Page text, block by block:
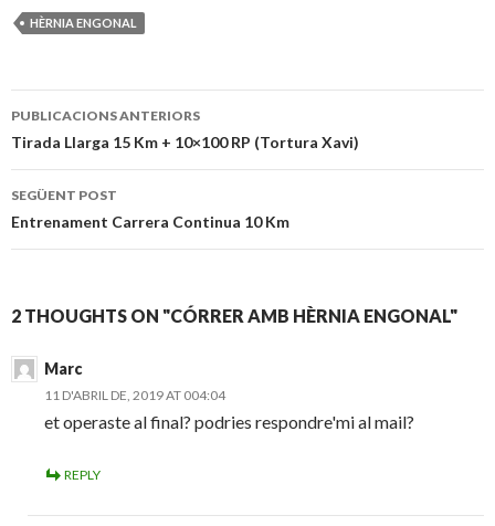
HÈRNIA ENGONAL
Publiqui
navegació
PUBLICACIONS ANTERIORS
Tirada Llarga 15 Km + 10×100 RP (Tortura Xavi)
SEGÜENT POST
Entrenament Carrera Continua 10 Km
2 THOUGHTS ON "CÓRRER AMB HÈRNIA ENGONAL"
Marc
11 D'ABRIL DE, 2019 AT 004:04
et operaste al final? podries respondre'mi al mail?
REPLY